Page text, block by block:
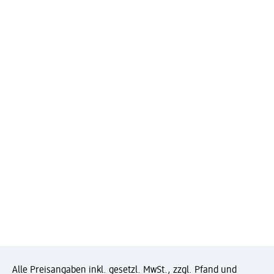
Alle Preisangaben inkl. gesetzl. MwSt., zzgl. Pfand und